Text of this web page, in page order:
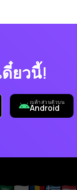
ยวนี้!
เบต้าส่วนตัวบน
Android